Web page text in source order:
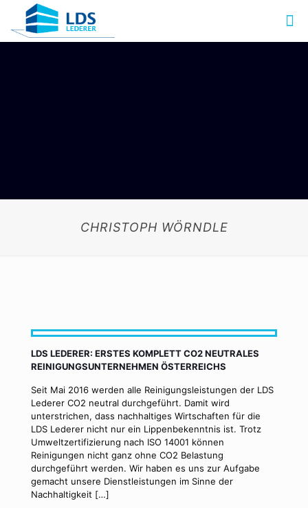
CHRISTOPH WÖRNDLE
LDS LEDERER: ERSTES KOMPLETT CO2 ­NEUTRALES
REINIGUNGSUNTERNEHMEN ÖSTERREICHS
Seit Mai 2016 werden alle Reinigungsleistungen der LDS
Lederer CO2 ­neutral durchgeführt. Damit wird
unterstrichen, dass nachhaltiges Wirtschaften für die
LDS Lederer nicht nur ein Lippenbekenntnis ist. Trotz
Umweltzertifizierung nach ISO 14001 können
Reinigungen nicht ganz ohne CO2 Belastung
durchgeführt werden. Wir haben es uns zur Aufgabe
gemacht unsere Dienstleistungen im Sinne der
Nachhaltigkeit […]